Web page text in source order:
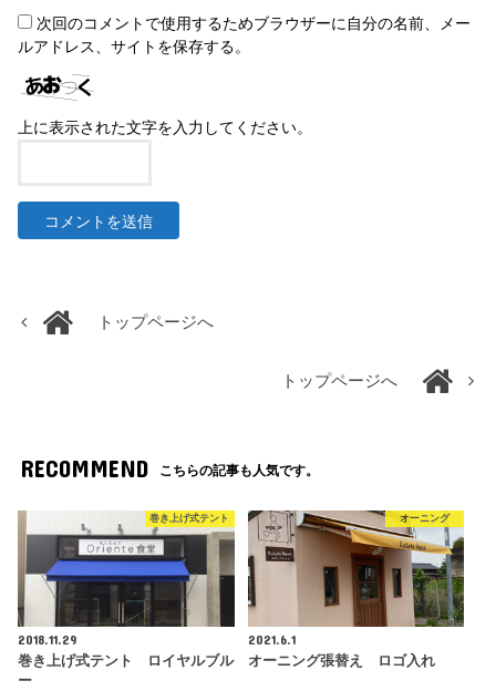
次回のコメントで使用するためブラウザーに自分の名前、メー
ルアドレス、サイトを保存する。
上に表示された文字を入力してください。
トップページへ
トップページへ
RECOMMEND こちらの記事も人気です。
巻き上げ式テント
2018.11.29
巻き上げ式テント ロイヤルブル
ー
オーニング
2021.6.1
オーニング張替え ロゴ入れ